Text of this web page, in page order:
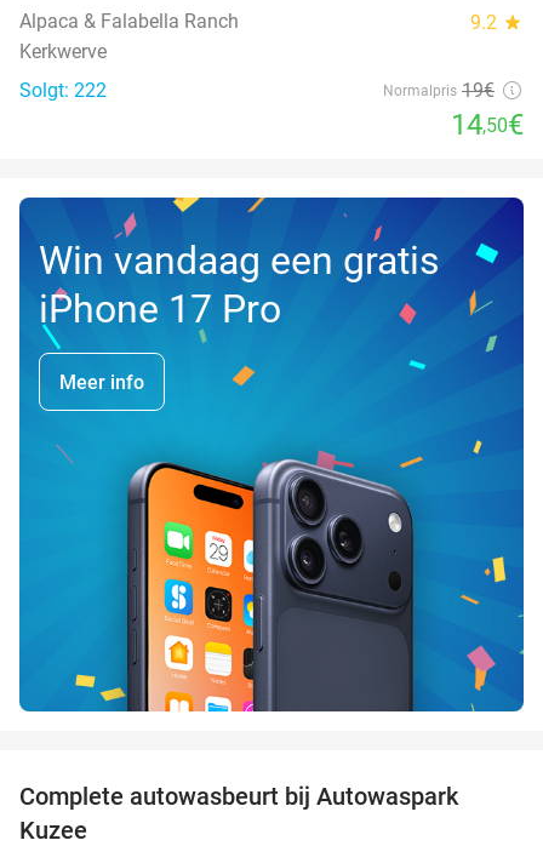
Alpaca & Falabella Ranch 9.2 star
Kerkwerve
Solgt: 222
Normalpris 19€
14,50€
Win vandaag een gratis
iPhone 17 Pro
Meer info
Complete autowasbeurt bij Autowaspark
Kuzee